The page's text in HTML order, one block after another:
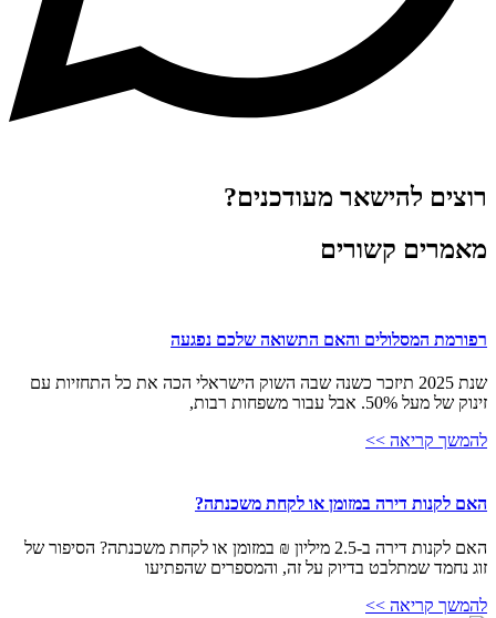
רוצים להישאר מעודכנים?
מאמרים קשורים
רפורמת המסלולים והאם התשואה שלכם נפגעה
שנת 2025 תיזכר כשנה שבה השוק הישראלי הכה את כל התחזיות עם
זינוק של מעל 50%. אבל עבור משפחות רבות,
להמשך קריאה >>
האם לקנות דירה במזומן או לקחת משכנתה?
האם לקנות דירה ב-2.5 מיליון ₪ במזומן או לקחת משכנתה? הסיפור של
זוג נחמד שמתלבט בדיוק על זה, והמספרים שהפתיעו
להמשך קריאה >>